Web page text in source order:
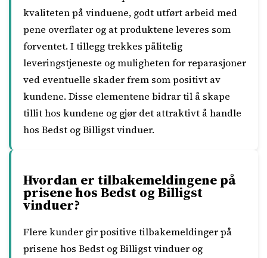
kvaliteten på vinduene, godt utført arbeid med
pene overflater og at produktene leveres som
forventet. I tillegg trekkes pålitelig
leveringstjeneste og muligheten for reparasjoner
ved eventuelle skader frem som positivt av
kundene. Disse elementene bidrar til å skape
tillit hos kundene og gjør det attraktivt å handle
hos Bedst og Billigst vinduer.
Hvordan er tilbakemeldingene på
prisene hos Bedst og Billigst
vinduer?
Flere kunder gir positive tilbakemeldinger på
prisene hos Bedst og Billigst vinduer og